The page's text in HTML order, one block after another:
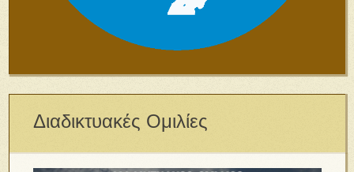
Διαδικτυακές Ομιλίες